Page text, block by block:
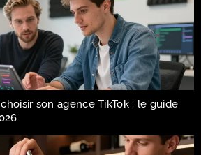
son agence TikTok : le guide